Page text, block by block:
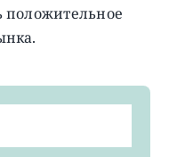
положительное